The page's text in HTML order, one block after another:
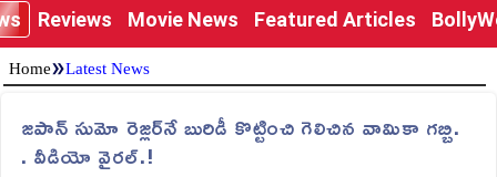
Reviews Movie News Featured Articles
Home»Latest News
జపాన్ సుమో రెజ్లర్‌నే బురిడీ కొట్టించి గెలిచిన వామికా గ‌బ్బి.
. వీడియో వైర‌ల్‌.!